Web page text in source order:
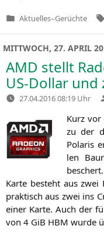
Veröffentlicht
Aktuelles–Gerüchte
MITTWOCH, 27. APRIL
AMD stellt
US-Dollar und
27.04.2016 08:19 Uhr
Kurz vor
zu der
Pola­ris
len
Kar­te besteht aus
prak­tisch aus zwei ins
einer Kar­te. Auch der
von 4 GiB HBM wur­de